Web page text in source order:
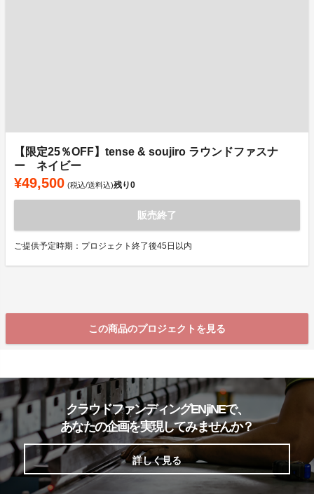
【限定25％OFF】tense & soujiro ラウンドファスナ
ー ネイビー
¥49,500 (税込/送料込)残り0
販売終了
ご提供予定時期：プロジェクト終了後45日以内
この商品のプロジェクトを見る
クラウドファンディングENjiNEで、
あなたの企画を実現してみませんか？
詳しく見る